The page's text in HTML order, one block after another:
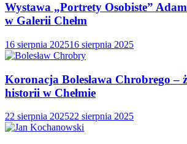
Wystawa „Portrety Osobiste”
w Galerii Chełm
16 sierpnia 202516 sierpnia 2025
Koronacja Bolesława Chrobrego –
historii w Chełmie
22 sierpnia 202522 sierpnia 2025